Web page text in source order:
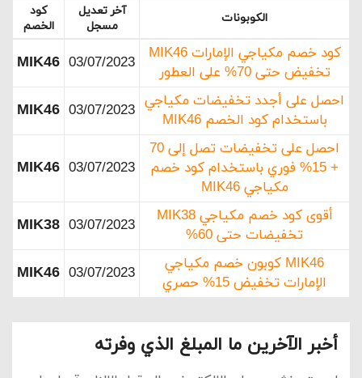
الكوبونات
آخر تعديل
مسجل
كود
الخصم
كود خصم مكياجي الإمارات MIK46
تخفيض حتى 70% على العطور
03/07/2023
MIK46
احصل على أجدد تخفيضات مكياجي
باستخدام كود الخصم MIK46
03/07/2023
MIK46
احصل على تخفيضات تصل إلى 70
+ 15% فوري باستخدام كود خصم
مكياجي MIK46
03/07/2023
MIK46
أقوى كود خصم مكياجي MIK38
تخفيضات حتى 60%
03/07/2023
MIK38
MIK46 كوبون خصم مكياجي
الإمارات تخفيض 15% حصري
03/07/2023
MIK46
أخبر الآخرين ما المبلغ الذي وفرته